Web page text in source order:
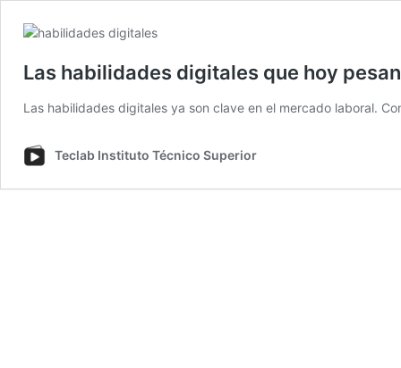
Las habilidades digitales que hoy
Las habilidades digitales ya son clave en el mercado laboral.
Teclab Instituto Técnico Superior